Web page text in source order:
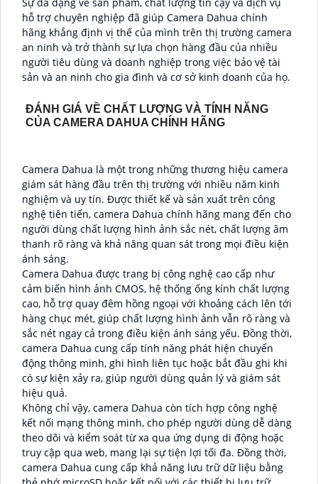
hỗ trợ chuyên nghiệp đã giúp Camera Dahua chính
hãng khẳng định vị thế của mình trên thị trường camera
an ninh và trở thành sự lựa chọn hàng đầu của nhiều
người tiêu dùng và doanh nghiệp trong việc bảo vệ tài
sản và an ninh cho gia đình và cơ sở kinh doanh của họ.
ĐÁNH GIÁ VỀ CHẤT LƯỢNG VÀ TÍNH NĂNG
CỦA CAMERA DAHUA CHÍNH HÃNG
Camera Dahua là một trong những thương hiệu camera
giám sát hàng đầu trên thị trường với nhiều năm kinh
nghiệm và uy tín. Được thiết kế và sản xuất trên công
nghệ tiên tiến, camera Dahua chính hãng mang đến cho
người dùng chất lượng hình ảnh sắc nét, chất lượng âm
thanh rõ ràng và khả năng quan sát trong mọi điều kiện
ánh sáng.
Camera Dahua được trang bị công nghệ cao cấp như
cảm biến hình ảnh CMOS, hệ thống ống kính chất lượng
cao, hỗ trợ quay đêm hồng ngoại với khoảng cách lên tới
hàng chục mét, giúp chất lượng hình ảnh vẫn rõ ràng và
sắc nét ngay cả trong điều kiện ánh sáng yếu. Đồng thời,
camera Dahua cung cấp tính năng phát hiện chuyển
động thông minh, ghi hình liên tục hoặc bắt đầu ghi khi
có sự kiện xảy ra, giúp người dùng quản lý và giám sát
hiệu quả.
Không chỉ vậy, camera Dahua còn tích hợp công nghệ
kết nối mạng thông minh, cho phép người dùng dễ dàng
theo dõi và kiểm soát từ xa qua ứng dụng di động hoặc
truy cập qua web, mang lại sự tiện lợi tối đa. Đồng thời,
camera Dahua cung cấp khả năng lưu trữ dữ liệu bằng